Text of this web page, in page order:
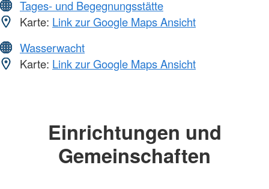
Tages- und Begegnungsstätte
Karte: Link zur Google Maps Ansicht
Wasserwacht
Karte: Link zur Google Maps Ansicht
Einrichtungen und
Gemeinschaften